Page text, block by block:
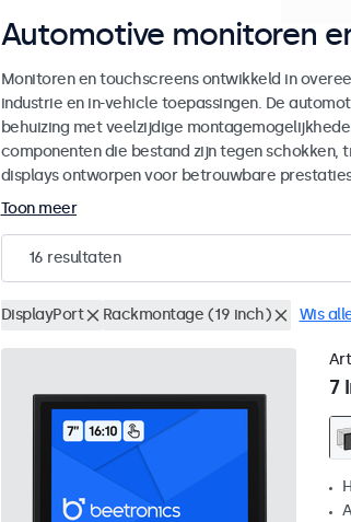
Automotive monitoren
Monitoren en touchscreens ontwikkeld in
industrie en in-vehicle toepassingen. De
behuizing met veelzijdige
componenten die bestand zijn tegen schokken,
displays ontworpen voor betrouwbare
Toon meer
16 resultaten
DisplayPort Rackmontage (19 inch) Wis
7